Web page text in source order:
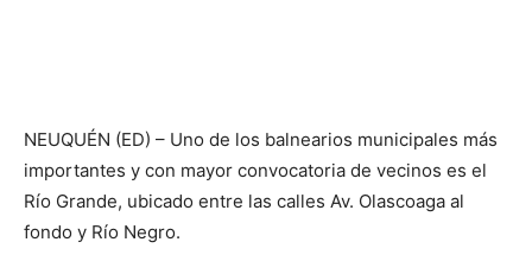
NEUQUÉN (ED) – Uno de los balnearios municipales más
importantes y con mayor convocatoria de vecinos es el
Río Grande, ubicado entre las calles Av. Olascoaga al
fondo y Río Negro.